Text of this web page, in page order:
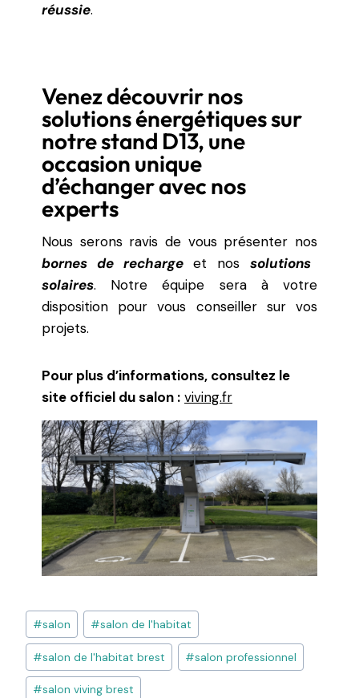
réussie.
Venez découvrir nos
solutions énergétiques sur
notre stand D13, une
occasion unique
d’échanger avec nos
experts
Nous serons ravis de vous présenter nos
bornes de recharge et nos solutions
solaires. Notre équipe sera à votre
disposition pour vous conseiller sur vos
projets.
Pour plus d’informations, consultez le
site officiel du salon : viving.fr
#salon #salon de l'habitat
#salon de l'habitat brest #salon professionnel
#salon viving brest